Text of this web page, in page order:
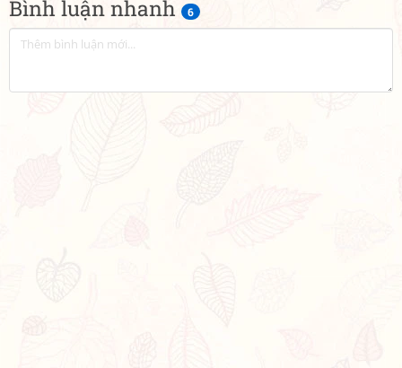
Bình luận nhanh 6